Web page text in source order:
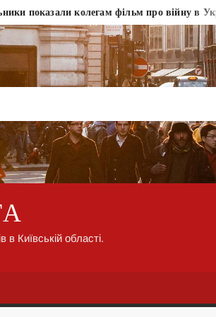
колегам фільм про війну в Україні
Київській області.